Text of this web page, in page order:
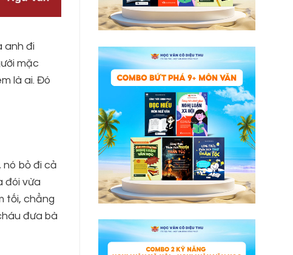
anh đi
mặc
là ai. Đó
nó bỏ đi cả
đói vừa
tối, chẳng
đưa bà